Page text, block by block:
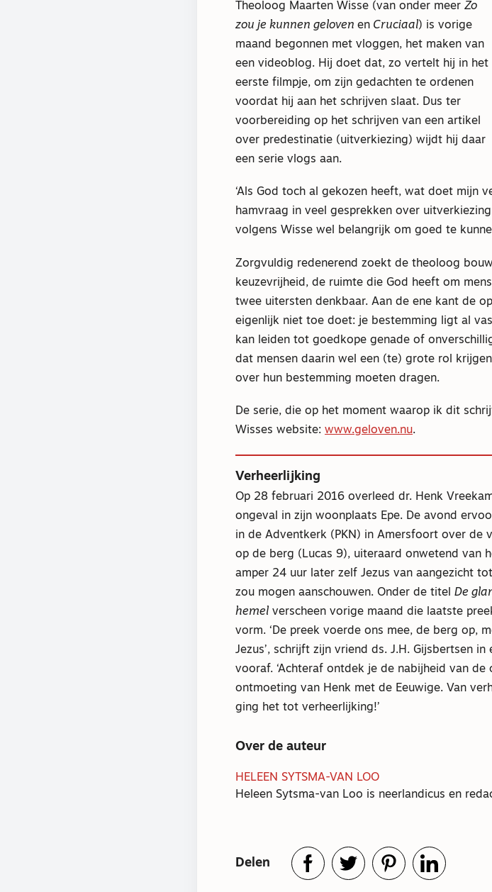
Theoloog Maarten Wisse (van onder meer Zo
zou je kunnen geloven enCruciaal) is vorige
maand begonnen met vloggen, het maken van
een videoblog. Hij doet dat, zo vertelt hij in het
eerste filmpje, om zijn gedachten te ordenen
voordat hij aan het schrijven slaat. Dus ter
voorbereiding op het schrijven van een artikel
over predestinatie (uitverkiezing) wijdt hij daar
een serie vlogs aan.
‘Als God toch al gekozen heeft, wat doet mijn
hamvraag in veel gesprekken over
volgens Wisse wel belangrijk om goed te
Zorgvuldig redenerend zoekt de theoloog
keuzevrijheid, de ruimte die God heeft om
twee uitersten denkbaar. Aan de ene kant de
eigenlijk niet toe doet: je bestemming ligt al
kan leiden tot goedkope genade of
dat mensen daarin wel een (te) grote rol
over hun bestemming moeten dragen.
De serie, die op het moment waarop ik dit
Wisses website: www.geloven.nu.
Verheerlijking
Op 28 februari 2016 overleed dr. Henk
ongeval in zijn woonplaats Epe. De avond
in de Adventkerk (PKN) in Amersfoort over de
op de berg (Lucas 9), uiteraard onwetend van
amper 24 uur later zelf Jezus van aangezicht
zou mogen aanschouwen. Onder de titel De
hemelverscheen vorige maand die laatste
vorm. ‘De preek voerde ons mee, de berg op,
Jezus’, schrijft zijn vriend ds. J.H. Gijsbertsen in
vooraf. ‘Achteraf ontdek je de nabijheid van de
ontmoeting van Henk met de Eeuwige. Van
ging het tot verheerlijking!’
Over de auteur
HELEEN SYTSMA-VAN LOO
Heleen Sytsma-van Loo is neerlandicus en
Delen